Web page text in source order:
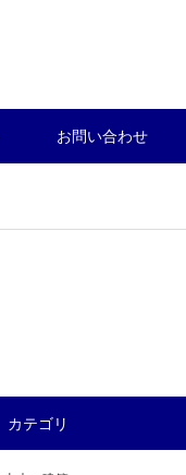
お問い合わせ
カテゴリ